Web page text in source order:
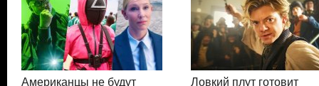
Американцы не будут
Ловкий плут готовит